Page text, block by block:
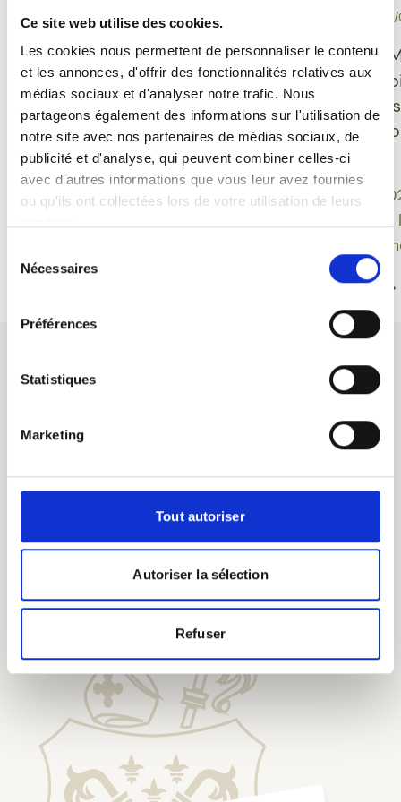
Ce site web utilise des cookies.
Les cookies nous permettent de personnaliser le contenu
et les annonces, d'offrir des fonctionnalités relatives aux
médias sociaux et d'analyser notre trafic. Nous
partageons également des informations sur l'utilisation de
notre site avec nos partenaires de médias sociaux, de
publicité et d'analyse, qui peuvent combiner celles-ci
avec d'autres informations que vous leur avez fournies
ou qu'ils ont collectées lors de votre utilisation de leurs
Nécessaires
Préférences
Statistiques
Marketing
Tout autoriser
Autoriser la sélection
Refuser
DÉGUSTATION - 10/06/2026
Grisette Bio sans
gluten : une bière belge
qui allie plaisir,
équilibre et modernité
Grisette propose une
approche moderne de la
sein d’une gamme bio
faire centenaire.
Ducasse de
Feuillien
nouveaux
inspirés du
montois
Une édition
approfondit
bière et
Lire la suite
Dégustez nos bières chez
nos Pèlerins d'Honneur